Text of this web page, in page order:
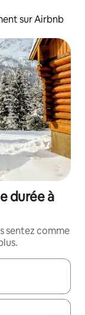
sur Airbnb
durée à
sentez comme
flèches vers le